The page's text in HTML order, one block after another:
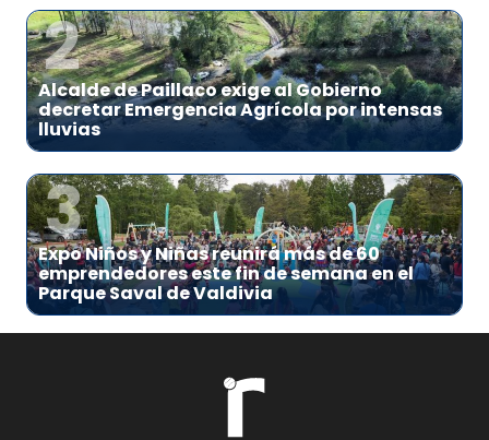
2
Alcalde de Paillaco exige al Gobierno
decretar Emergencia Agrícola por intensas
lluvias
3
Expo Niños y Niñas reunirá más de 60
emprendedores este fin de semana en el
Parque Saval de Valdivia